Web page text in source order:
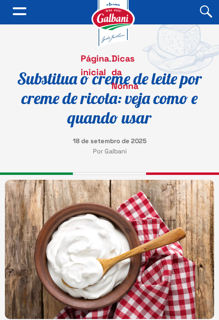
Página
inicial
.Dicas
da
Nonna
Substitua o creme de leite por
creme de ricota: veja como e
quando usar
18 de setembro de 2025
Por Galbani